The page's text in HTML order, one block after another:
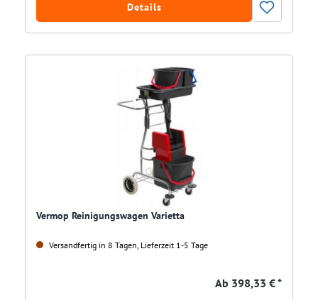
Details
Vermop Reinigungswagen Varietta
Versandfertig in 8 Tagen, Lieferzeit 1-5 Tage
Ab 398,33 € *